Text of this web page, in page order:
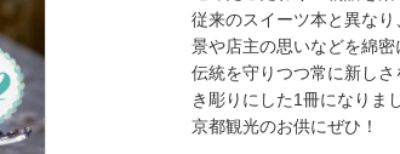
従来のスイーツ本と異な
景や店主の思いなどを綿密
伝統を守りつつ常に新し
き彫りにした1冊になりま
京都観光のお供にぜひ！